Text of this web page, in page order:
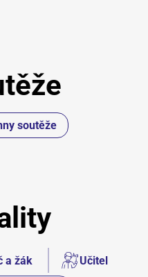
soutěže
a žák Učitel